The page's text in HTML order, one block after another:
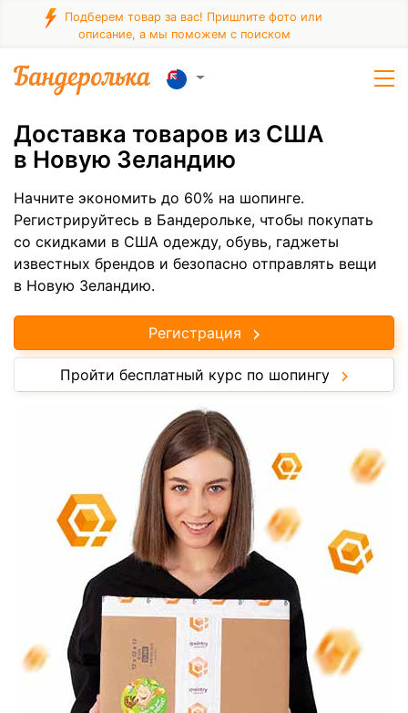
Подберем товар за вас! Пришлите фото или
описание, а мы поможем с поиском
Доставка товаров из США
в Новую Зеландию
Начните экономить до 60% на шопинге.
Регистрируйтесь в Бандерольке, чтобы покупать
со скидками в США одежду, обувь, гаджеты
известных брендов и безопасно отправлять вещи
в Новую Зеландию.
Регистрация
Пройти бесплатный курс по шопингу